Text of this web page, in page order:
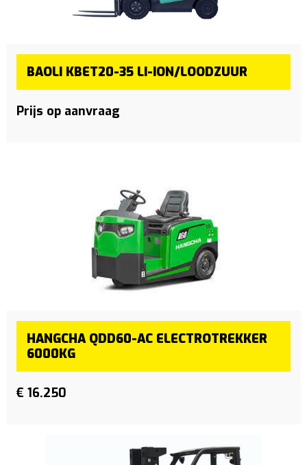
BAOLI KBET20-35 LI-ION/LOODZUUR
Prijs op aanvraag
HANGCHA QDD60-AC ELECTROTREKKER
6000KG
€ 16.250